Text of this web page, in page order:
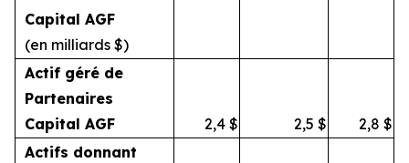
Capital AGF
(en milliards $)
Actif géré de
Partenaires
Capital AGF
2,4 $ 2,5 $ 2,8 $
Actifs donnant